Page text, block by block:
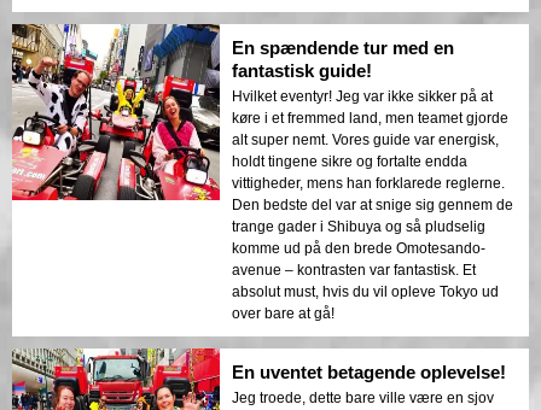
En spændende tur med en
fantastisk guide!
Hvilket eventyr! Jeg var ikke sikker på at
køre i et fremmed land, men teamet gjorde
alt super nemt. Vores guide var energisk,
holdt tingene sikre og fortalte endda
vittigheder, mens han forklarede reglerne.
Den bedste del var at snige sig gennem de
trange gader i Shibuya og så pludselig
komme ud på den brede Omotesando-
avenue – kontrasten var fantastisk. Et
absolut must, hvis du vil opleve Tokyo ud
over bare at gå!
En uventet betagende oplevelse!
Jeg troede, dette bare ville være en sjov